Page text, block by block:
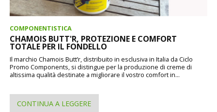
COMPONENTISTICA
CHAMOIS BUTT'R, PROTEZIONE E COMFORT
TOTALE PER IL FONDELLO
Il marchio Chamois Butt’r, distribuito in esclusiva in Italia da Ciclo
Promo Components, si distingue per la produzione di creme di
altissima qualità destinate a migliorare il vostro comfort in...
CONTINUA A LEGGERE